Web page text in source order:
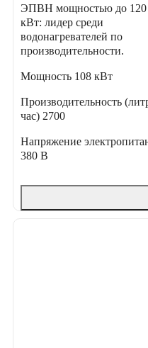
ЭПВН мощностью до 120
кВт: лидер среди
водонагревателей по
производительности.
Мощность 108 кВт
Производительность
час) 2700
Напряжение
380 В